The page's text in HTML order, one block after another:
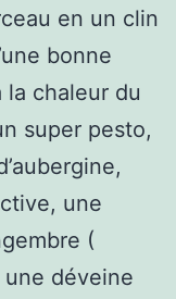
en un clin
bonne
la chaleur du
super pesto,
une
(
déveine